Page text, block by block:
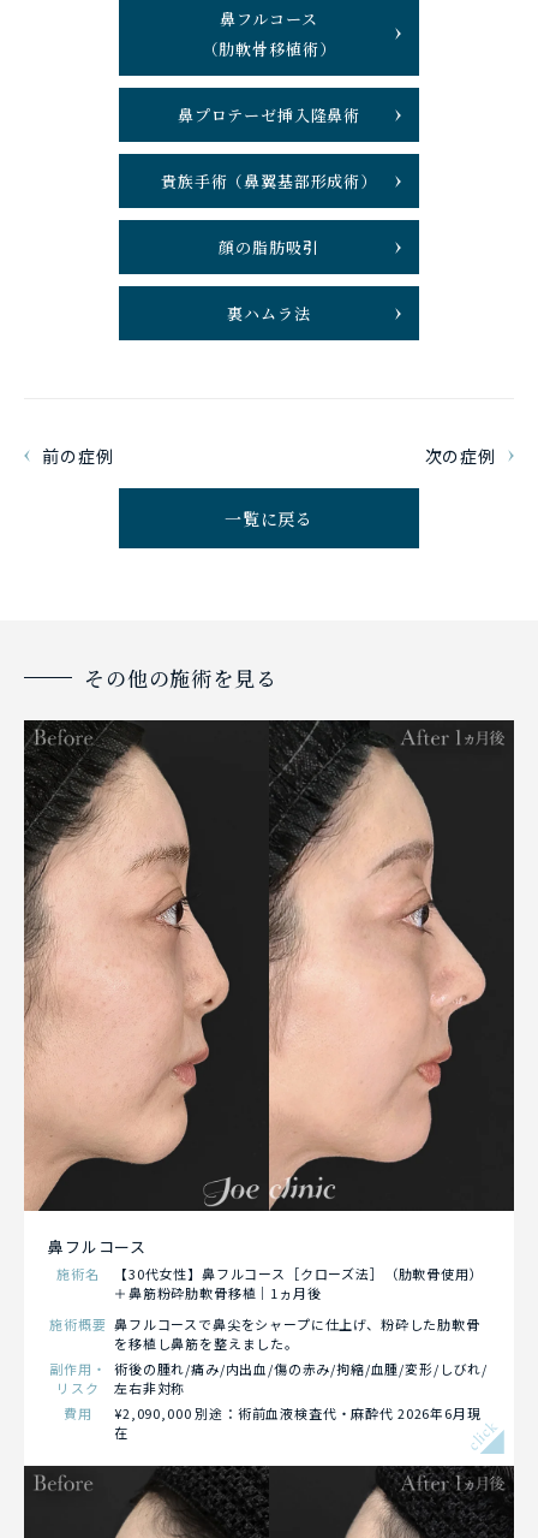
鼻フルコース
（肋軟骨移植術）
鼻プロテーゼ挿入隆鼻術
貴族手術（鼻翼基部形成術）
顔の脂肪吸引
裏ハムラ法
前の症例 次の症例
一覧に戻る
その他の施術を見る
鼻フルコース
施術名
【30代女性】鼻フルコース［クローズ法］（肋軟骨使用）
＋鼻筋粉砕肋軟骨移植｜1ヵ月後
施術概要 鼻フルコースで鼻尖をシャープに仕上げ、粉砕した肋軟骨
を移植し鼻筋を整えました。
副作用・
リスク
術後の腫れ/痛み/内出血/傷の赤み/拘縮/血腫/変形/しびれ/
左右非対称
費用
¥2,090,000 別途：術前血液検査代・麻酔代 2026年6月現
在
click